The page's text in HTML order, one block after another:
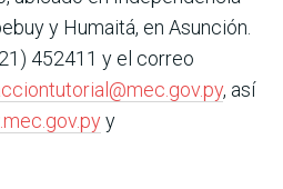
y Humaitá, en Asunción.
452411 y el correo
, así
y